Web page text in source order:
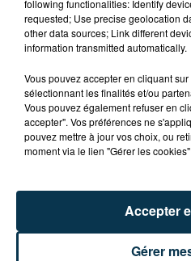
ASSE : UN
DEMANDER LE DÉPART
following functionalities: Identify
requested; Use precise geolocation
other data sources; Link different
information transmitted automatically.
Vous pouvez accepter en cliquant
sélectionnant les finalités et/ou
Vous pouvez également refuser en
accepter". Vos préférences ne
pouvez mettre à jour vos choix, ou
moment via le lien "Gérer les
Gérer
Accepter